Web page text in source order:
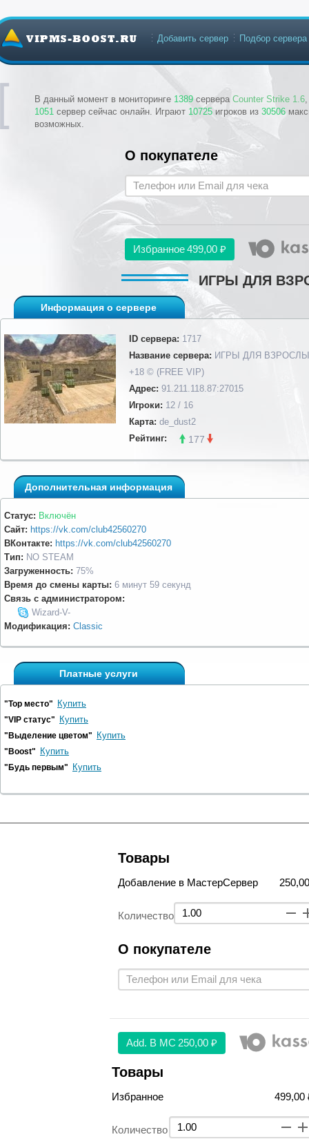
В данный момент в мониторинге 1389 сервера Counter Strike 1.6
1051 сервер сейчас онлайн. Играют 10725 игроков из 30506
возможных.
Добавить сервер Подбор сервера
О покупателе
Избранное499,00 ₽
​ИГРЫ ДЛЯ
Информация о сервере
ID сервера: 1717
Название сервера: ​ИГРЫ ДЛЯ
+18 © (FREE VIP)
Адрес: 91.211.118.87:27015
Игроки: 12 / 16
Карта: de_dust2
Рейтинг:
177
Дополнительная информация
Статус: Включён
Сайт: https://vk.com/club42560270
ВКонтакте: https://vk.com/club42560270
Тип: NO STEAM
Загруженность: 75%
Время до смены карты: 6 минут 59 секунд
Связь с администратором:
Wizard-V-
Модификация: Classic
Платные услуги
"Top место" Купить
"VIP статус" Купить
"Выделение цветом" Купить
"Boost" Купить
"Будь первым" Купить
Товары
Добавление в МастерСервер
Количество
О покупателе
Аdd. В МС 250,00 ₽
Товары
Избранное 499,00
Количество